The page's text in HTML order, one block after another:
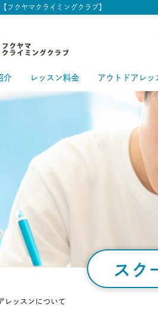
フクヤマクライミングクラブ】
介 レッスン料金 アウトドアレッ
スク
レッスンについて